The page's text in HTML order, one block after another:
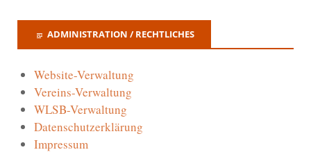
ADMINISTRATION / RECHTLICHES
Website-Verwaltung
Vereins-Verwaltung
WLSB-Verwaltung
Datenschutzerklärung
Impressum